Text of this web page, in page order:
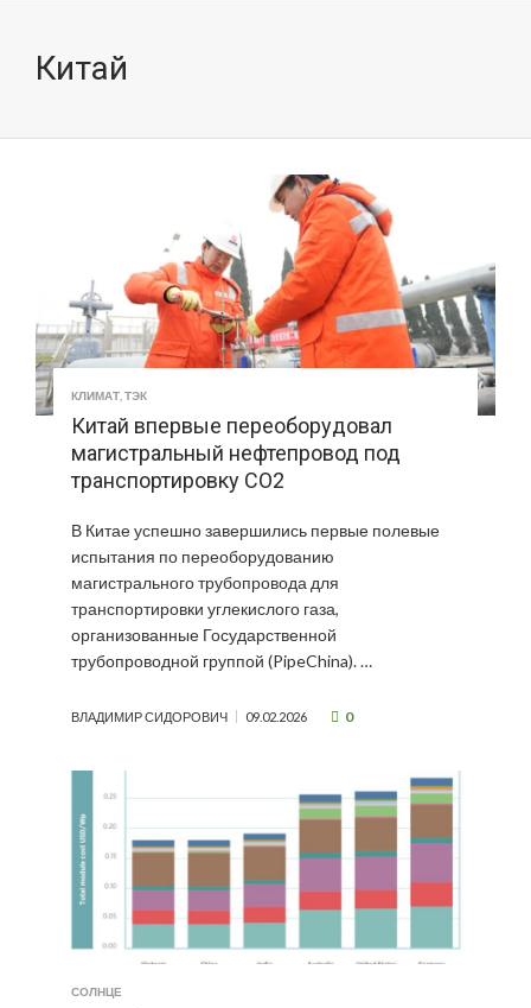
Китай
КЛИМАТ ТЭК
Китай впервые переоборудовал
магистральный нефтепровод под
транспортировку CO2
В Китае успешно завершились первые полевые
испытания по переоборудованию
магистрального трубопровода для
транспортировки углекислого газа,
организованные Государственной
трубопроводной группой (PipeChina). …
ВЛАДИМИР СИДОРОВИЧ 09.02.2026 0
СОЛНЦЕ